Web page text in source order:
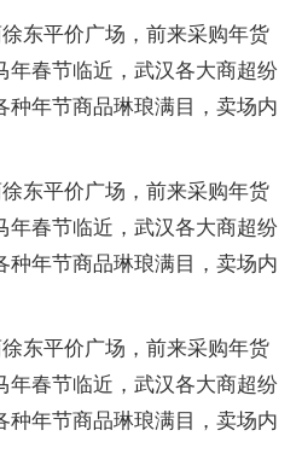
东平价广场，前来采购年货
年春节临近，武汉各大商超纷
种年节商品琳琅满目，卖场内
东平价广场，前来采购年货
年春节临近，武汉各大商超纷
种年节商品琳琅满目，卖场内
东平价广场，前来采购年货
年春节临近，武汉各大商超纷
种年节商品琳琅满目，卖场内